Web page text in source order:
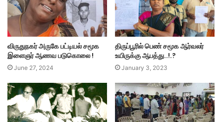
விருதுநகர் அருகே பட்டியல் சமூக
இளைஞர் ஆணவ படுகொலை !
June 27, 2024
திருப்பூரில் பெண் சமூக ஆர்வலர்
உயிருக்கு ஆபத்து..!.?
January 3, 2023